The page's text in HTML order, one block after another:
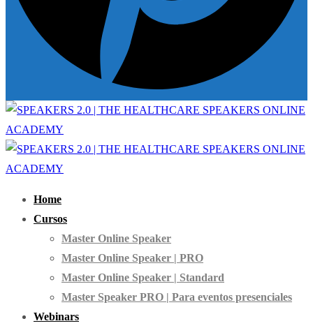
Home
Cursos
Master Online Speaker
Master Online Speaker | PRO
Master Online Speaker | Standard
Master Speaker PRO | Para eventos presenciales
Webinars